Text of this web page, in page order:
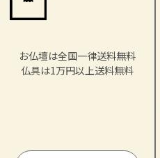
お仏壇は全国一律送料無料
仏具は1万円以上送料無料